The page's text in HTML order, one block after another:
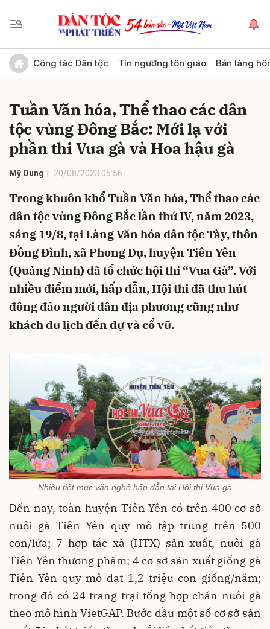
Công tác Dân tộc Tín ngưỡng tôn giáo Bản làng
Tuần Văn hóa, Thể thao các dân
tộc vùng Đông Bắc: Mới lạ với
phần thi Vua gà và Hoa hậu gà
Mỹ Dung 20/08/2023 05:56
Trong khuôn khổ Tuần Văn hóa, Thể thao các
dân tộc vùng Đông Bắc lần thứ IV, năm 2023,
sáng 19/8, tại Làng Văn hóa dân tộc Tày, thôn
Đồng Đình, xã Phong Dụ, huyện Tiên Yên
(Quảng Ninh) đã tổ chức hội thi “Vua Gà”. Với
nhiều điểm mới, hấp dẫn, Hội thi đã thu hút
đông đảo người dân địa phương cũng như
khách du lịch đến dự và cổ vũ.
Nhiều tiết mục văn nghệ hấp dẫn tại Hội thi Vua gà
Đến nay, toàn huyện Tiên Yên có trên 400 cơ sở
nuôi gà Tiên Yên quy mô tập trung trên 500
con/lứa; 7 hợp tác xã (HTX) sản xuất, nuôi gà
Tiên Yên thương phẩm; 4 cơ sở sản xuất giống gà
Tiên Yên quy mô đạt 1,2 triệu con giống/năm;
trong đó có 24 trang trại tổng hợp chăn nuôi gà
theo mô hình VietGAP. Bước đầu một số cơ sở sản
Gửi bình luận